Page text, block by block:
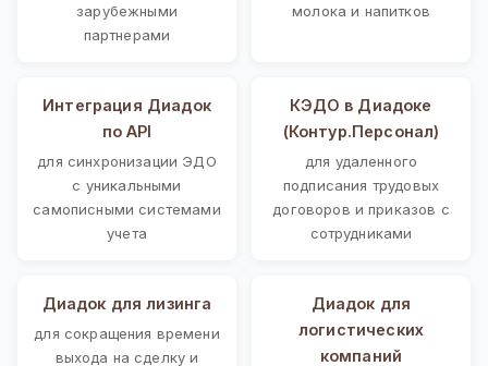
зарубежными
партнерами
молока и напитков
Интеграция Диадок
по API
для синхронизации ЭДО
с уникальными
самописными системами
учета
КЭДО в Диадоке
(Контур.Персонал)
для удаленного
подписания трудовых
договоров и приказов с
сотрудниками
Диадок для лизинга
для сокращения времени
выхода на сделку и
Диадок для
логистических
компаний